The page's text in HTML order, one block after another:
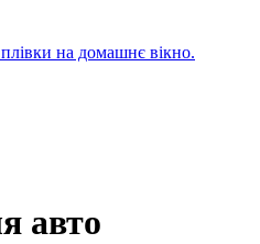
на домашнє вікно.
авто